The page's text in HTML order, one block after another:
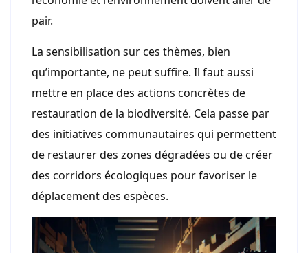
pair.
La sensibilisation sur ces thèmes, bien
qu’importante, ne peut suffire. Il faut aussi
mettre en place des actions concrètes de
restauration de la biodiversité. Cela passe par
des initiatives communautaires qui permettent
de restaurer des zones dégradées ou de créer
des corridors écologiques pour favoriser le
déplacement des espèces.